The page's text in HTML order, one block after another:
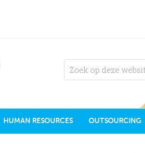
HUMAN RESOURCES OUTSOURCING